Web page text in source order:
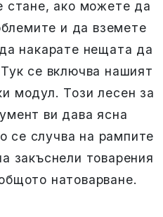
стане, ако можете да
и да вземете
накарате нещата да
се включва нашият
модул. Този лесен за
ви дава ясна
се случва на рампите
закъснели товарения
натоварване.